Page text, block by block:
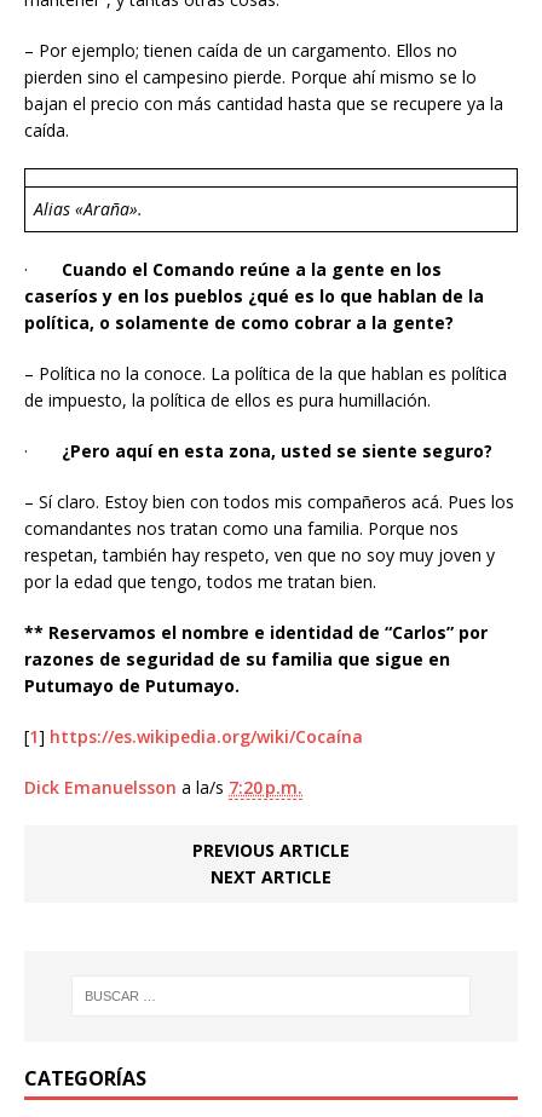
– Por ejemplo; tienen caída de un cargamento. Ellos no
pierden sino el campesino pierde. Porque ahí mismo se lo
bajan el precio con más cantidad hasta que se recupere ya la
caída.
Alias «Araña».
· Cuando el Comando reúne a la gente en los
caseríos y en los pueblos ¿qué es lo que hablan de la
política, o solamente de como cobrar a la gente?
– Política no la conoce. La política de la que hablan es política
de impuesto, la política de ellos es pura humillación.
· ¿Pero aquí en esta zona, usted se siente seguro?
– Sí claro. Estoy bien con todos mis compañeros acá. Pues los
comandantes nos tratan como una familia. Porque nos
respetan, también hay respeto, ven que no soy muy joven y
por la edad que tengo, todos me tratan bien.
** Reservamos el nombre e identidad de “Carlos” por
razones de seguridad de su familia que sigue en
Putumayo de Putumayo.
[1] https://es.wikipedia.org/wiki/Cocaína
Dick Emanuelsson a la/s 7:20 p.m.
PREVIOUS ARTICLE
NEXT ARTICLE
CATEGORÍAS